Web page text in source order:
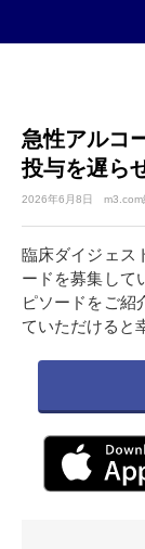
急性アルコ
投与を遅ら
2026年6月8日 m3.com
臨床ダイジェス
ードを募集して
ピソードをご紹
ていただけると